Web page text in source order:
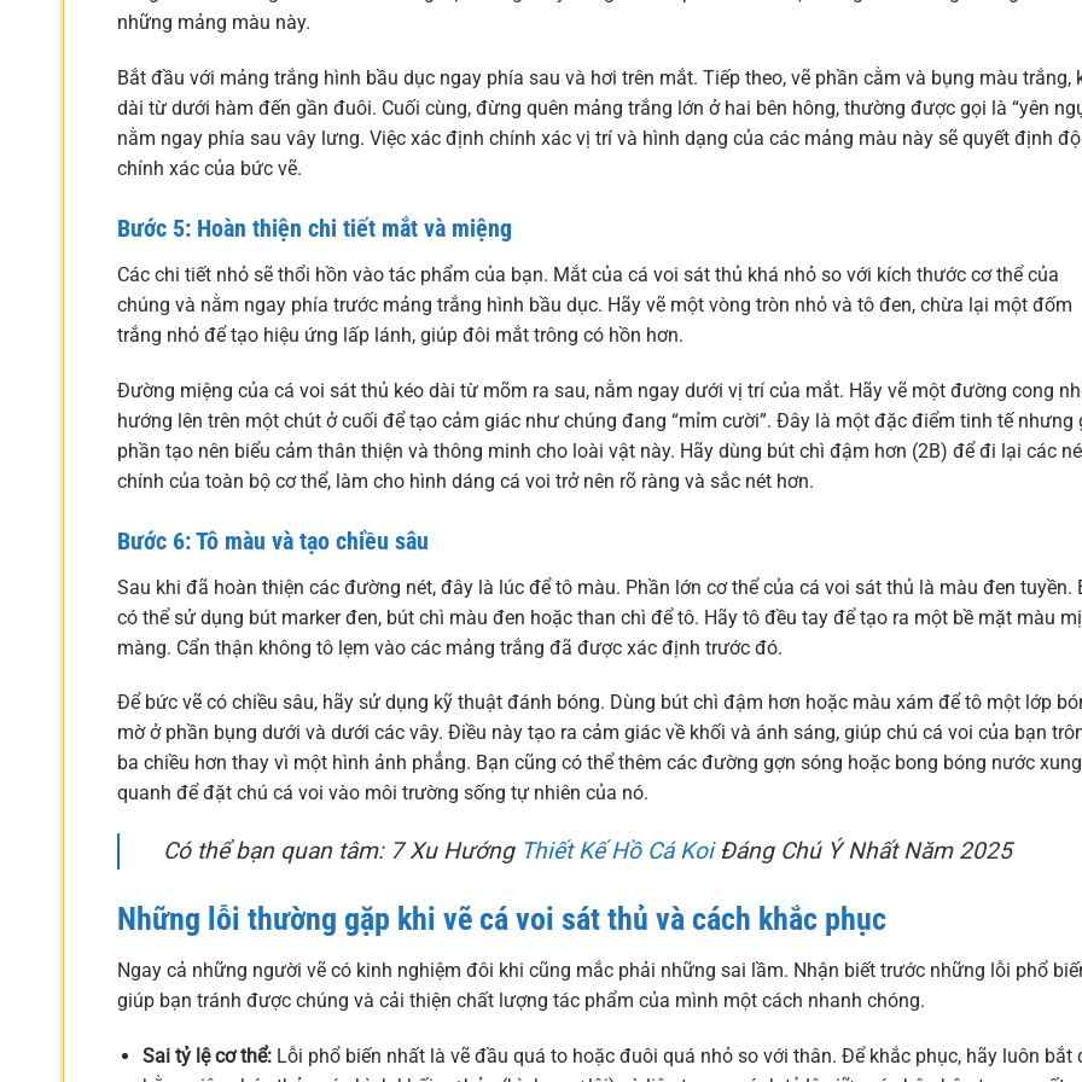
những mảng màu này.
Bắt đầu với mảng trắng hình bầu dục ngay phía sau và hơi trên mắt. Tiếp theo, vẽ phần cằm và bụng màu trắng,
dài từ dưới hàm đến gần đuôi. Cuối cùng, đừng quên mảng trắng lớn ở hai bên hông, thường được gọi là “yên
nằm ngay phía sau vây lưng. Việc xác định chính xác vị trí và hình dạng của các mảng màu này sẽ quyết định độ
chính xác của bức vẽ.
Bước 5: Hoàn thiện chi tiết mắt và miệng
Các chi tiết nhỏ sẽ thổi hồn vào tác phẩm của bạn. Mắt của cá voi sát thủ khá nhỏ so với kích thước cơ thể của
chúng và nằm ngay phía trước mảng trắng hình bầu dục. Hãy vẽ một vòng tròn nhỏ và tô đen, chừa lại một đốm
trắng nhỏ để tạo hiệu ứng lấp lánh, giúp đôi mắt trông có hồn hơn.
Đường miệng của cá voi sát thủ kéo dài từ mõm ra sau, nằm ngay dưới vị trí của mắt. Hãy vẽ một đường cong
hướng lên trên một chút ở cuối để tạo cảm giác như chúng đang “mỉm cười”. Đây là một đặc điểm tinh tế nhưng
phần tạo nên biểu cảm thân thiện và thông minh cho loài vật này. Hãy dùng bút chì đậm hơn (2B) để đi lại các
chính của toàn bộ cơ thể, làm cho hình dáng cá voi trở nên rõ ràng và sắc nét hơn.
Bước 6: Tô màu và tạo chiều sâu
Sau khi đã hoàn thiện các đường nét, đây là lúc để tô màu. Phần lớn cơ thể của cá voi sát thủ là màu đen tuyền.
có thể sử dụng bút marker đen, bút chì màu đen hoặc than chì để tô. Hãy tô đều tay để tạo ra một bề mặt màu
màng. Cẩn thận không tô lẹm vào các mảng trắng đã được xác định trước đó.
Để bức vẽ có chiều sâu, hãy sử dụng kỹ thuật đánh bóng. Dùng bút chì đậm hơn hoặc màu xám để tô một lớp
mờ ở phần bụng dưới và dưới các vây. Điều này tạo ra cảm giác về khối và ánh sáng, giúp chú cá voi của bạn
ba chiều hơn thay vì một hình ảnh phẳng. Bạn cũng có thể thêm các đường gợn sóng hoặc bong bóng nước xung
quanh để đặt chú cá voi vào môi trường sống tự nhiên của nó.
Có thể bạn quan tâm: 7 Xu Hướng Thiết Kế Hồ Cá KoiĐáng Chú Ý Nhất Năm 2025
Những lỗi thường gặp khi vẽ cá voi sát thủ và cách khắc phục
Ngay cả những người vẽ có kinh nghiệm đôi khi cũng mắc phải những sai lầm. Nhận biết trước những lỗi phổ
giúp bạn tránh được chúng và cải thiện chất lượng tác phẩm của mình một cách nhanh chóng.
Sai tỷ lệ cơ thể:Lỗi phổ biến nhất là vẽ đầu quá to hoặc đuôi quá nhỏ so với thân. Để khắc phục, hãy luôn bắt